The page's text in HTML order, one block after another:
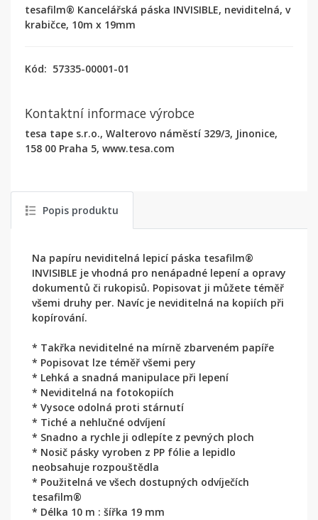
tesafilm® Kancelářská páska INVISIBLE, neviditelná, v
krabičce, 10m x 19mm
Kód: 57335-00001-01
Kontaktní informace výrobce
tesa tape s.r.o., Walterovo náměstí 329/3, Jinonice,
158 00 Praha 5, www.tesa.com
Popis produktu
Na papíru neviditelná lepicí páska tesafilm®
INVISIBLE je vhodná pro nenápadné lepení a opravy
dokumentů či rukopisů. Popisovat ji můžete téměř
všemi druhy per. Navíc je neviditelná na kopiích při
kopírování.
* Takřka neviditelné na mírně zbarveném papíře
* Popisovat lze téměř všemi pery
* Lehká a snadná manipulace při lepení
* Neviditelná na fotokopiích
* Vysoce odolná proti stárnutí
* Tiché a nehlučné odvíjení
* Snadno a rychle ji odlepíte z pevných ploch
* Nosič pásky vyroben z PP fólie a lepidlo
neobsahuje rozpouštědla
* Použitelná ve všech dostupných odvíječích
tesafilm®
* Délka 10 m : šířka 19 mm